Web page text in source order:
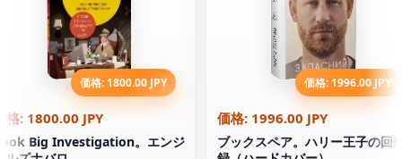
価格: 1800.00 JPY
格: 1800.00 JPY
Big Investigation。エンジ
価格: 1996.00 JPY
価格: 1996.00 JPY
ブックスペア。ハリー王子の回